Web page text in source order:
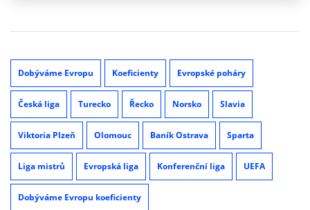
Dobýváme Evropu Koeficienty Evropské poháry
Česká liga Turecko Řecko Norsko Slavia
Viktoria Plzeň Olomouc Baník Ostrava Sparta
Liga mistrů Evropská liga Konferenční liga UEFA
Dobýváme Evropu koeficienty